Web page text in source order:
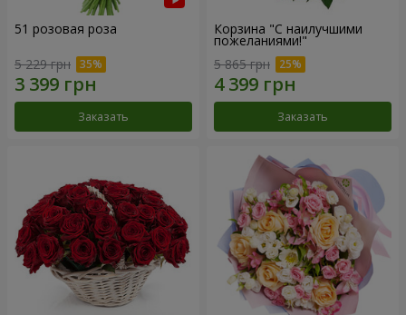
51 розовая роза
5 229 грн
Заказать
Корзина "С наилучшими
пожеланиями!"
5 865 грн
Заказать